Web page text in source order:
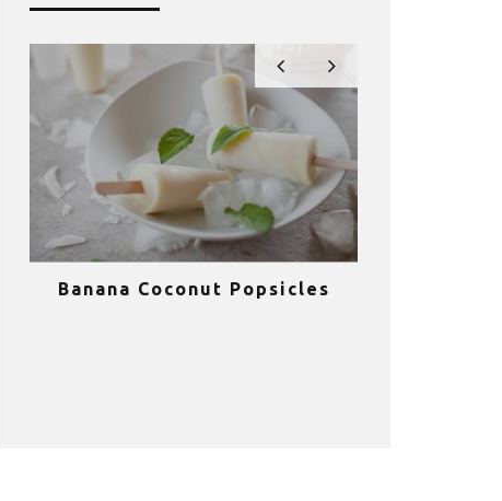
Banana Coconut Popsicles